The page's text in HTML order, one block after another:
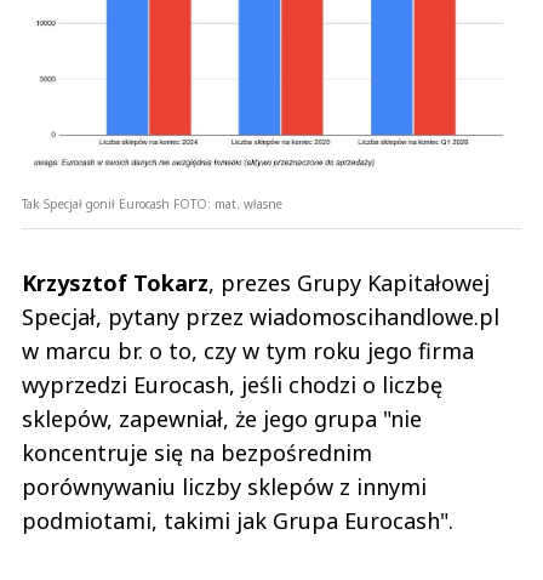
Tak Specjał gonił Eurocash FOTO: mat. własne
Krzysztof Tokarz, prezes Grupy Kapitałowej
Specjał, pytany przez wiadomoscihandlowe.pl
w marcu br. o to, czy w tym roku jego firma
wyprzedzi Eurocash, jeśli chodzi o liczbę
sklepów, zapewniał, że jego grupa "nie
koncentruje się na bezpośrednim
porównywaniu liczby sklepów z innymi
podmiotami, takimi jak Grupa Eurocash".